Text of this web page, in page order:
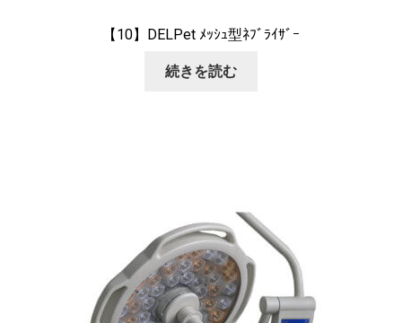
【10】DELPet ﾒｯｼｭ型ﾈﾌﾞﾗｲｻﾞｰ
続きを読む